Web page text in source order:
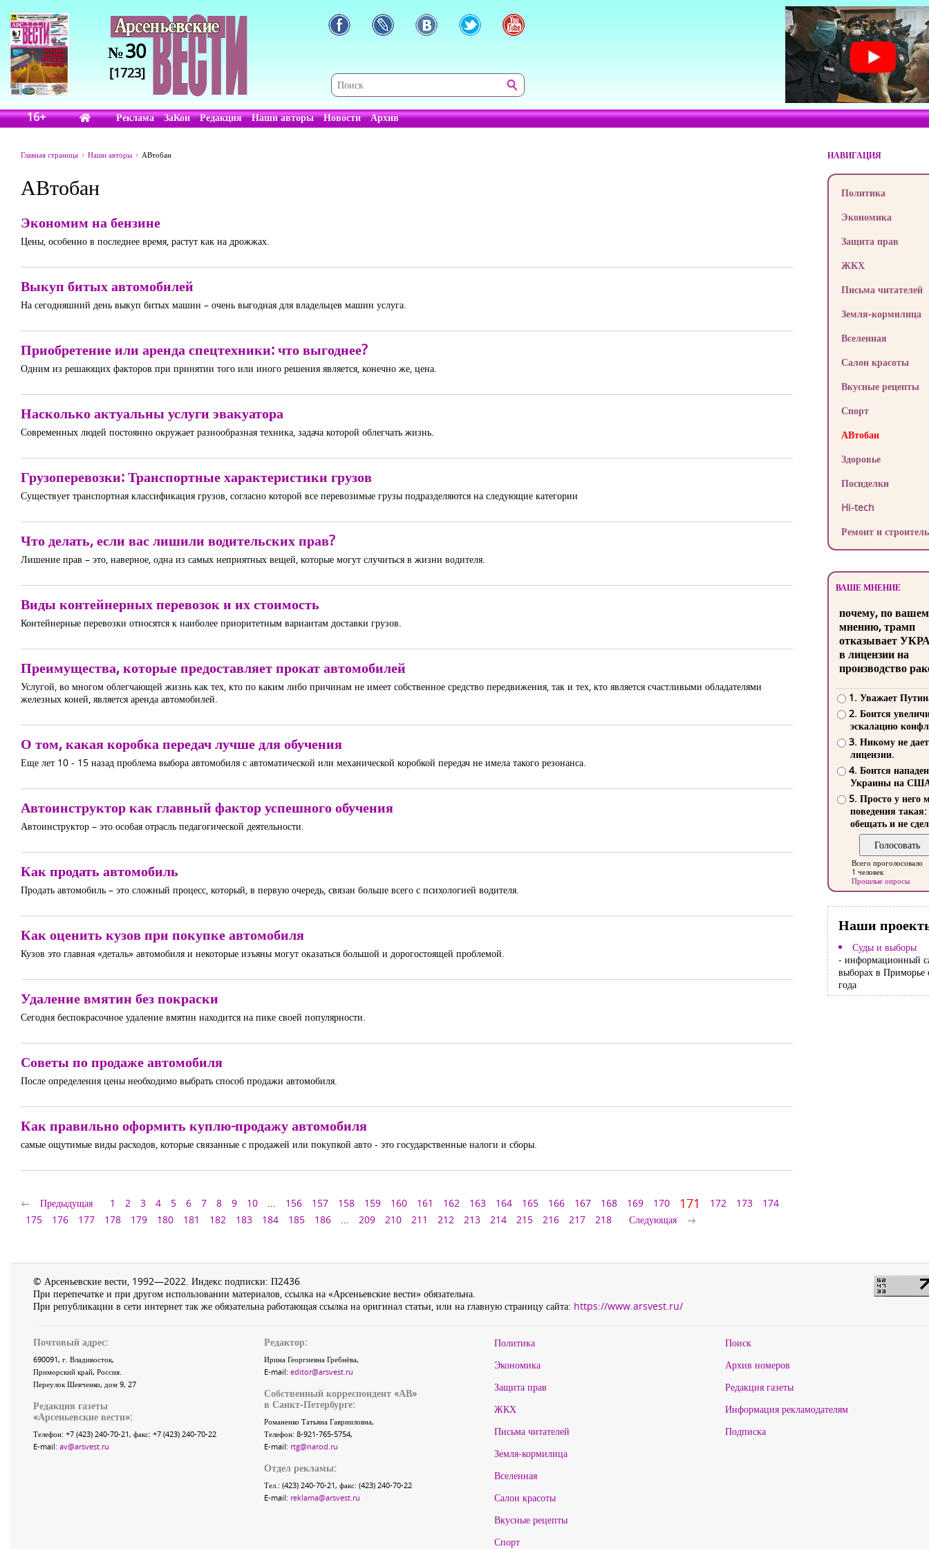
№30
[1723]
16+ Реклама ЗаКон Редакция Наши авторы Новости Архив
Главная страница Наши авторы АВтобан
АВтобан
Экономим на бензине
Цены, особенно в последнее время, растут как на дрожжах.
Выкуп битых автомобилей
На сегодняшний день выкуп битых машин – очень выгодная для владельцев машин услуга.
Приобретение или аренда спецтехники: что выгоднее?
Одним из решающих факторов при принятии того или иного решения является, конечно же, цена.
Насколько актуальны услуги эвакуатора
Современных людей постоянно окружает разнообразная техника, задача которой облегчать жизнь.
Грузоперевозки: Транспортные характеристики грузов
Существует транспортная классификация грузов, согласно которой все перевозимые грузы подразделяются на следующие категории
Что делать, если вас лишили водительских прав?
Лишение прав – это, наверное, одна из самых неприятных вещей, которые могут случиться в жизни водителя.
Виды контейнерных перевозок и их стоимость
Контейнерные перевозки относятся к наиболее приоритетным вариантам доставки грузов.
Преимущества, которые предоставляет прокат автомобилей
Услугой, во многом облегчающей жизнь как тех, кто по каким либо причинам не имеет собственное средство передвижения, так и тех, кто является счастливыми обладателями
железных коней, является аренда автомобилей.
О том, какая коробка передач лучше для обучения
Еще лет 10 - 15 назад проблема выбора автомобиля с автоматической или механической коробкой передач не имела такого резонанса.
Автоинструктор как главный фактор успешного обучения
Автоинструктор – это особая отрасль педагогической деятельности.
Как продать автомобиль
Продать автомобиль – это сложный процесс, который, в первую очередь, связан больше всего с психологией водителя.
Как оценить кузов при покупке автомобиля
Кузов это главная «деталь» автомобиля и некоторые изъяны могут оказаться большой и дорогостоящей проблемой.
Удаление вмятин без покраски
Сегодня беспокрасочное удаление вмятин находится на пике своей популярности.
Советы по продаже автомобиля
После определения цены необходимо выбрать способ продажи автомобиля.
Как правильно оформить куплю-продажу автомобиля
самые ощутимые виды расходов, которые связанные с продажей или покупкой авто - это государственные налоги и сборы.
Предыдущая 1 2 3 4 5 6 7 8 9 10 ... 156 157 158 159 160 161 162 163 164 165 166 167 168 169 170 171 172 173
174
175
176 177 178 179 180 181 182 183 184 185 186 ... 209 210 211 212 213 214 215 216 217 218 Следующая
НАВИГАЦИЯ
Политика
Экономика
Защита прав
ЖКХ
Письма читателей
Земля-кормилица
Вселенная
Салон красоты
Вкусные рецепты
Спорт
АВтобан
Здоровье
Посиделки
Hi-tech
Ремонт и
ВАШЕ МНЕНИЕ
почему, по
мнению, трамп
отказывает
в лицензии на
производство
1. Уважает
2. Боится
эскалацию
3. Никому не
лицензии.
4. Боится
Украины на
5. Просто у него
поведения такая:
обещать и не
Всего проголосовало
1 человек
Прошлые опросы
Наши
Суды и выборы
- информационный
выборах в Приморье
года
© Арсеньевские вести, 1992—2022. Индекс подписки: П2436
При перепечатке и при другом использовании материалов, ссылка на «Арсеньевские вести» обязательна.
При републикации в сети интернет так же обязательна работающая ссылка на оригинал статьи, или на главную страницу сайта: https://www.arsvest.ru/
Почтовый адрес:
690091, г. Владивосток,
Приморский край, Россия.
Переулок Шевченко, дом 9, 27
Редакция газеты
«Арсеньевские вести»:
Телефон: +7 (423) 240-70-21, факс: +7 (423) 240-70-22
E-mail: av@arsvest.ru
Редактор:
Ирина Георгиевна Гребнёва,
E-mail: editor@arsvest.ru
Собственный корреспондент «АВ»
в Санкт-Петербурге:
Романенко Татьяна Гаврииловна,
Телефон: 8-921-765-5754,
E-mail: rtg@narod.ru
Отдел рекламы:
Тел.: (423) 240-70-21, факс: (423) 240-70-22
E-mail: reklama@arsvest.ru
Политика
Экономика
Защита прав
ЖКХ
Письма читателей
Земля-кормилица
Вселенная
Салон красоты
Вкусные рецепты
Спорт
Поиск
Архив номеров
Редакция газеты
Информация рекламодателям
Подписка